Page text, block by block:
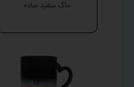
ماگ سفید ساده